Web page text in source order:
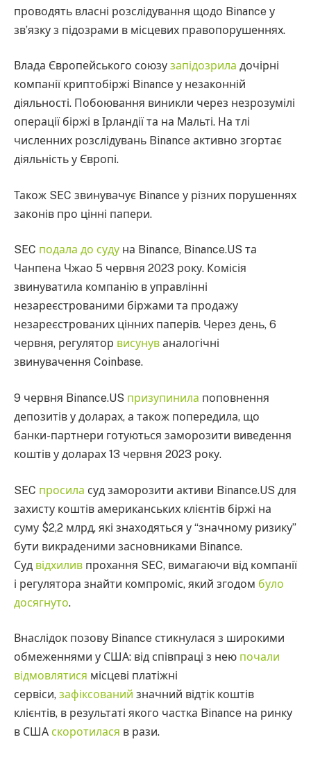
проводять власні розслідування щодо Binance у
зв’язку з підозрами в місцевих правопорушеннях.
Влада Європейського союзу запідозрила дочірні
компанії криптобіржі Binance у незаконній
діяльності. Побоювання виникли через незрозумілі
операції біржі в Ірландії та на Мальті. На тлі
численних розслідувань Binance активно згортає
діяльність у Європі.
Також SEC звинувачує Binance у різних порушеннях
законів про цінні папери.
SEC подала до суду на Binance, Binance.US та
Чанпена Чжао 5 червня 2023 року. Комісія
звинуватила компанію в управлінні
незареєстрованими біржами та продажу
незареєстрованих цінних паперів. Через день, 6
червня, регулятор висунув аналогічні
звинувачення Coinbase.
9 червня Binance.US призупинила поповнення
депозитів у доларах, а також попередила, що
банки-партнери готуються заморозити виведення
коштів у доларах 13 червня 2023 року.
SEC просила суд заморозити активи Binance.US для
захисту коштів американських клієнтів біржі на
суму $2,2 млрд, які знаходяться у “значному ризику”
бути викраденими засновниками Binance.
Суд відхилив прохання SEC, вимагаючи від компанії
і регулятора знайти компроміс, який згодом було
досягнуто.
Внаслідок позову Binance стикнулася з широкими
обмеженнями у США: від співпраці з нею почали
відмовлятися місцеві платіжні
сервіси, зафіксований значний відтік коштів
клієнтів, в результаті якого частка Binance на ринку
в США скоротилася в рази.